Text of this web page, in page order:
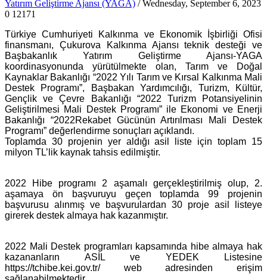
Yatırım Geliştirme Ajansı (YAGA) / Wednesday, September 6, 2023
0 12171
Türkiye Cumhuriyeti Kalkınma ve Ekonomik İşbirliği Ofisi
finansmanı, Çukurova Kalkınma Ajansı teknik desteği ve
Başbakanlık Yatırım Geliştirme Ajansı-YAGA
koordinasyonunda yürütülmekte olan, Tarım ve Doğal
Kaynaklar Bakanlığı “2022 Yılı Tarım ve Kırsal Kalkınma Mali
Destek Programı”, Başbakan Yardımcılığı, Turizm, Kültür,
Gençlik ve Çevre Bakanlığı “2022 Turizm Potansiyelinin
Geliştirilmesi Mali Destek Programı” ile Ekonomi ve Enerji
Bakanlığı “2022Rekabet Gücünün Artırılması Mali Destek
Programı” değerlendirme sonuçları açıklandı.
Toplamda 30 projenin yer aldığı asil liste için toplam 15
milyon TL’lik kaynak tahsis edilmiştir.
2022 Hibe programı 2 aşamalı gerçekleştirilmiş olup, 2.
aşamaya ön başvuruyu geçen toplamda 99 projenin
başvurusu alınmış ve başvurulardan 30 proje asil listeye
girerek destek almaya hak kazanmıştır.
2022 Mali Destek programları kapsamında hibe almaya hak
kazananların ASİL ve YEDEK Listesine
https://tchibe.kei.gov.tr/ web adresinden erişim